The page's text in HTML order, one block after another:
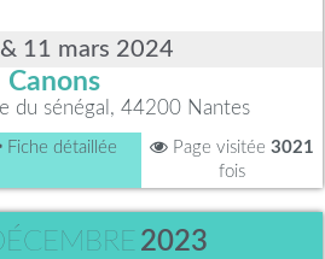
11 mars 2024
Canons
du sénégal, 44200 Nantes
Fiche détaillée Page visitée 3021
fois
DÉCEMBRE 2023